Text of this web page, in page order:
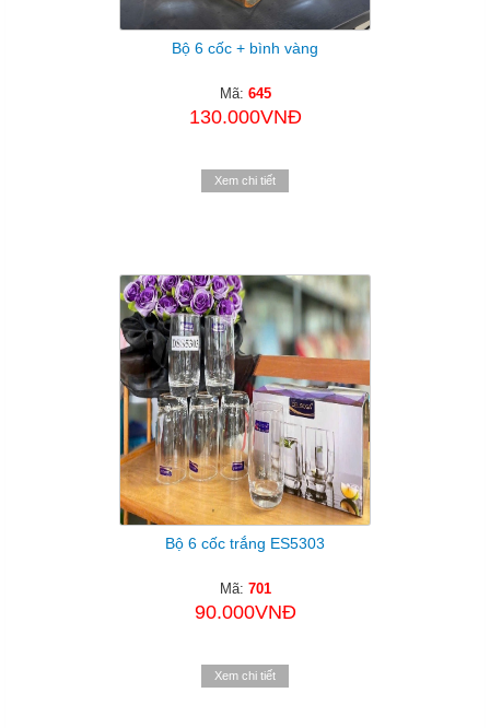
Bộ 6 cốc + bình vàng
Mã: 645
130.000VNĐ
Xem chi tiết
Bộ 6 cốc trắng ES5303
Mã: 701
90.000VNĐ
Xem chi tiết